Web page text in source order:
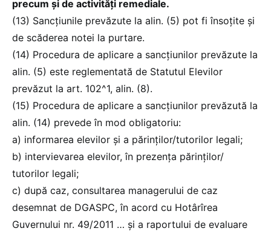
precum și de activități remediale.
(13) Sancțiunile prevăzute la alin. (5) pot fi însoțite și
de scăderea notei la purtare.
(14) Procedura de aplicare a sancțiunilor prevăzute la
alin. (5) este reglementată de Statutul Elevilor
prevăzut la art. 102^1, alin. (8).
(15) Procedura de aplicare a sancțiunilor prevăzută la
alin. (14) prevede în mod obligatoriu:
a) informarea elevilor și a părinților/tutorilor legali;
b) intervievarea elevilor, în prezența părinților/
tutorilor legali;
c) după caz, consultarea managerului de caz
desemnat de DGASPC, în acord cu Hotârîrea
Guvernului nr. 49/2011 … și a raportului de evaluare